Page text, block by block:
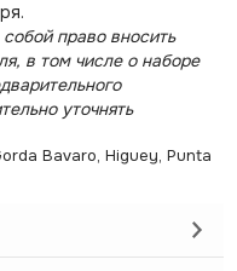
право вносить
в том числе о наборе
уточнять
Bavaro, Higuey, Punta